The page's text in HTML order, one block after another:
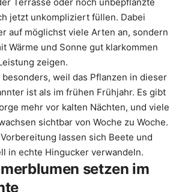
jetzt unkompliziert füllen. Dabei
auf möglichst viele Arten an, sondern
Wärme und Sonne gut klarkommen
zeigen.
besonders, weil das Pflanzen in dieser
ist als im frühen Frühjahr. Es gibt
mehr vor kalten Nächten, und viele
sichtbar von Woche zu Woche.
lassen sich Beete und
in echte Hingucker verwandeln.
setzen im